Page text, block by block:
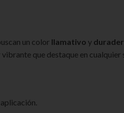
un color llamativo y
que destaque en cualquier